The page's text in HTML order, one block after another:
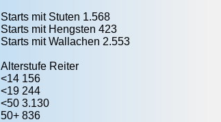
Starts mit Stuten 1.568
Starts mit Hengsten 423
Starts mit Wallachen 2.553
Alterstufe Reiter
<14 156
<19 244
<50 3.130
50+ 836